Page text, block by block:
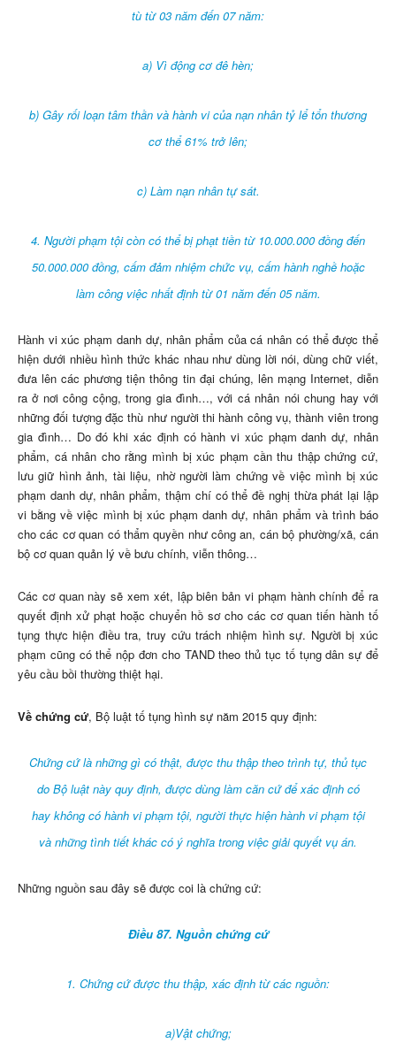
tù từ 03 năm đến 07 năm:
a) Vì động cơ đê hèn;
b) Gây rối loạn tâm thần và hành vi của nạn nhân tỷ lể tổn thương
cơ thể 61% trở lên;
c) Làm nạn nhân tự sát.
4. Người phạm tội còn có thể bị phạt tiền từ 10.000.000 đồng đến
50.000.000 đồng, cấm đảm nhiệm chức vụ, cấm hành nghề hoặc
làm công việc nhất định từ 01 năm đến 05 năm.
Hành vi xúc phạm danh dự, nhân phẩm của cá nhân có thể được thể
hiện dưới nhiều hình thức khác nhau như dùng lời nói, dùng chữ viết,
đưa lên các phương tiện thông tin đại chúng, lên mạng Internet, diễn
ra ở nơi công cộng, trong gia đình…, với cá nhân nói chung hay với
những đối tượng đặc thù như người thi hành công vụ, thành viên trong
gia đình… Do đó khi xác định có hành vi xúc phạm danh dự, nhân
phẩm, cá nhân cho rằng mình bị xúc phạm cần thu thập chứng cứ,
lưu giữ hình ảnh, tài liệu, nhờ người làm chứng về việc mình bị xúc
phạm danh dự, nhân phẩm, thậm chí có thể đề nghị thừa phát lại lập
vi bằng về việc mình bị xúc phạm danh dự, nhân phẩm và trình báo
cho các cơ quan có thẩm quyền như công an, cán bộ phường/xã, cán
bộ cơ quan quản lý về bưu chính, viễn thông…
Các cơ quan này sẽ xem xét, lập biên bản vi phạm hành chính để ra
quyết định xử phạt hoặc chuyển hồ sơ cho các cơ quan tiến hành tố
tụng thực hiện điều tra, truy cứu trách nhiệm hình sự. Người bị xúc
phạm cũng có thể nộp đơn cho TAND theo thủ tục tố tụng dân sự để
yêu cầu bồi thường thiệt hại.
Về chứng cứ, Bộ luật tố tụng hình sự năm 2015 quy định:
Chứng cứ là những gì có thật, được thu thập theo trình tự, thủ tục
do Bộ luật này quy định, được dùng làm căn cứ để xác định có
hay không có hành vi phạm tội, người thực hiện hành vi phạm tội
và những tình tiết khác có ý nghĩa trong việc giải quyết vụ án.
Những nguồn sau đây sẽ được coi là chứng cứ:
Điều 87. Nguồn chứng cứ
1. Chứng cứ được thu thập, xác định từ các nguồn:
a)Vật chứng;